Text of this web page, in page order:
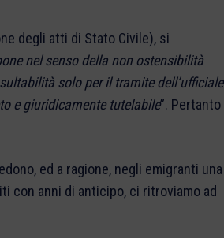
degli atti di Stato Civile), si
nel senso della non ostensibilità
solo per il tramite dell’ufficiale
e giuridicamente tutelabile”. Pertanto
ed a ragione, negli emigranti una
con anni di anticipo, ci ritroviamo ad